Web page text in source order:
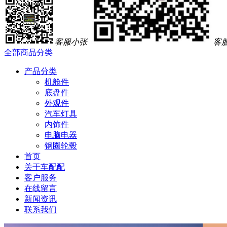
客服小张
客
全部商品分类
产品分类
机舱件
底盘件
外观件
汽车灯具
内饰件
电脑电器
钢圈轮毂
首页
关于车配配
客户服务
在线留言
新闻资讯
联系我们